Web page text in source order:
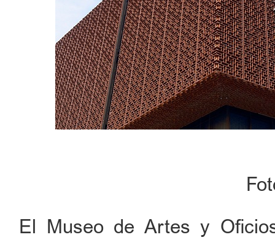
El Museo de Artes y